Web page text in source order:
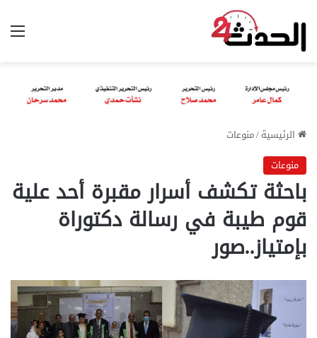
الرئيسية/منوعات
منوعات
باحثة تكشف أسرار مقبرة أحد علية
قوم طيبة في رسالة دكتوراة
بإمتياز..صور